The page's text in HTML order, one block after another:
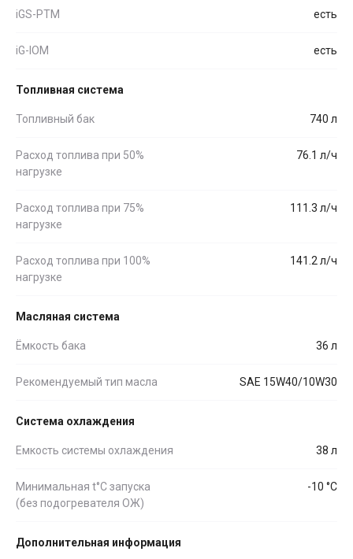
iGS-PTM есть
iG-IOM есть
Топливная система
Топливный бак 740 л
Расход топлива при 50%
нагрузке
76.1 л/ч
Расход топлива при 75%
нагрузке
111.3 л/ч
Расход топлива при 100%
нагрузке
141.2 л/ч
Масляная система
Ёмкость бака 36 л
Рекомендуемый тип масла SAE 15W40/10W30
Система охлаждения
Емкость системы охлаждения 38 л
Минимальная t°С запуска
(без подогревателя ОЖ)
-10 °С
Дополнительная информация